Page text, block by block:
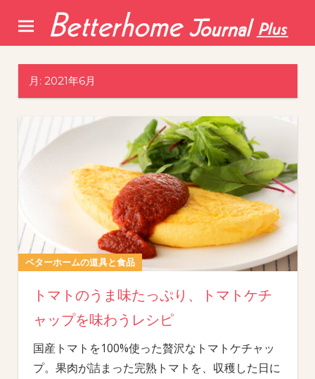
content
月: 2021年6月
ベターホームの道具と食品
トマトのうま味たっぷり、トマトケチ
ャップを味わうレシピ
国産トマトを100%使った贅沢なトマトケチャッ
プ。果肉が詰まった完熟トマトを、収穫した日に